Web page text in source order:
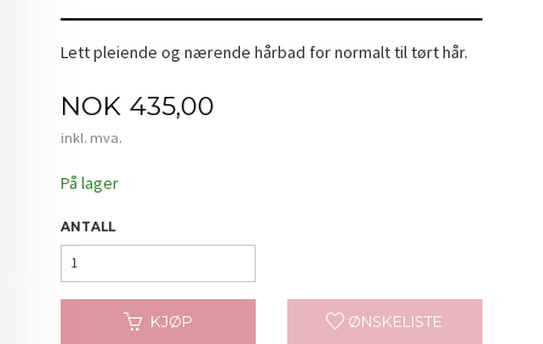
Lett pleiende og nærende hårbad for normalt til tørt hår.
Pris
NOK 435,00
inkl. mva.
På lager
ANTALL
KJØP ØNSKELISTE